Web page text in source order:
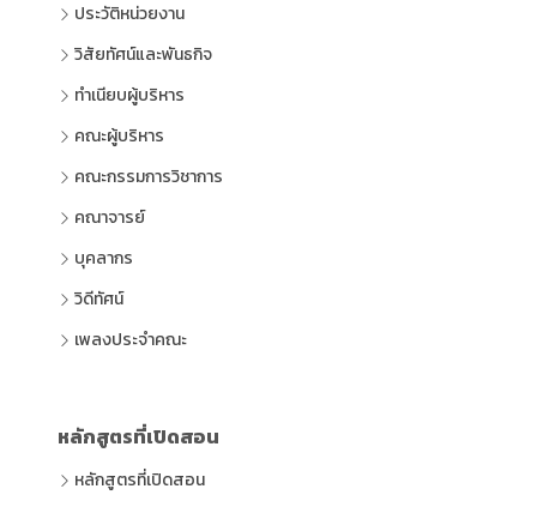
ประวัติหน่วยงาน
วิสัยทัศน์และพันธกิจ
ทำเนียบผู้บริหาร
คณะผู้บริหาร
คณะกรรมการวิชาการ
คณาจารย์
บุคลากร
วิดีทัศน์
เพลงประจำคณะ
หลักสูตรที่เปิดสอน
หลักสูตรที่เปิดสอน